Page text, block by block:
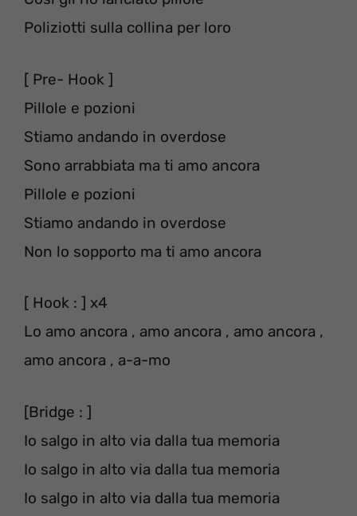
Poliziotti sulla collina per loro
[ Pre- Hook ]
Pillole e pozioni
Stiamo andando in overdose
Sono arrabbiata ma ti amo ancora
Pillole e pozioni
Stiamo andando in overdose
Non lo sopporto ma ti amo ancora
[ Hook : ] x4
Lo amo ancora , amo ancora , amo ancora ,
amo ancora , a-a-mo
[Bridge : ]
Io salgo in alto via dalla tua memoria
Io salgo in alto via dalla tua memoria
Io salgo in alto via dalla tua memoria